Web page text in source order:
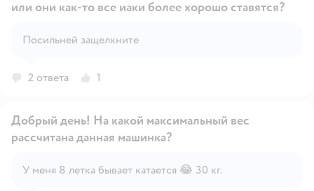
или они как-то все иаки более хорошо ставятся?
Посильней защелкните
2 ответа 1
Открыть вопрос
Добрый день! На какой максимальный вес
рассчитана данная машинка?
У меня 8 летка бывает катается 😂 30 кг.